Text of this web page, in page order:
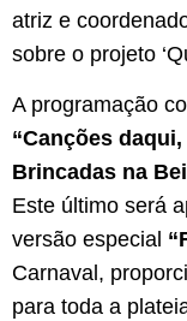
atriz e
sobre o projeto
A programação
“Canções
Brincadas na
Este último será
versão especial
Carnaval,
para toda a